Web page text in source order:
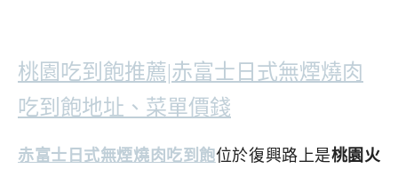
桃園吃到飽推薦|赤富士日式無煙燒肉
吃到飽地址、菜單價錢
赤富士日式無煙燒肉吃到飽位於復興路上是桃園火